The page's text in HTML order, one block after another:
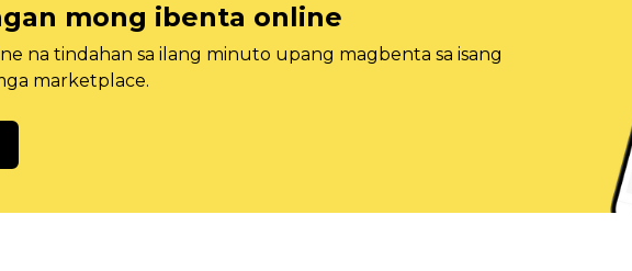
mong ibenta online
na tindahan sa ilang minuto upang magbenta sa isang
marketplace.